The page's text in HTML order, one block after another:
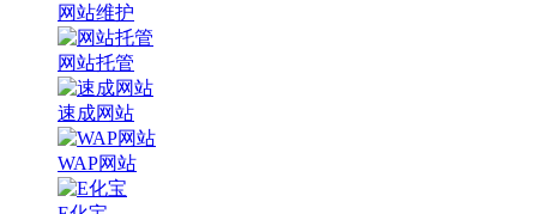
网站维护
网站托管
速成网站
WAP网站